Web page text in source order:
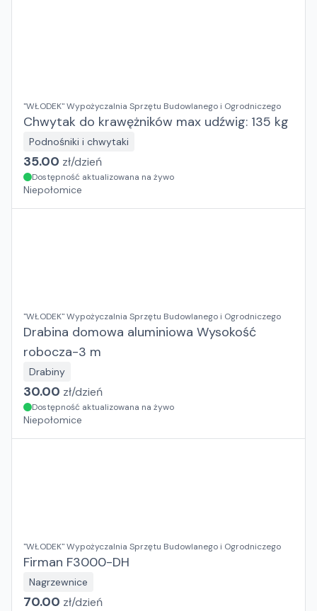
"WŁODEK" Wypożyczalnia Sprzętu Budowlanego i Ogrodniczego
Chwytak do krawężników max udźwig: 135 kg
Podnośniki i chwytaki
35.00 zł/dzień
Dostępność aktualizowana na żywo
Niepołomice
"WŁODEK" Wypożyczalnia Sprzętu Budowlanego i Ogrodniczego
Drabina domowa aluminiowa Wysokość
robocza-3 m
Drabiny
30.00 zł/dzień
Dostępność aktualizowana na żywo
Niepołomice
"WŁODEK" Wypożyczalnia Sprzętu Budowlanego i Ogrodniczego
Firman F3000-DH
Nagrzewnice
70.00 zł/dzień